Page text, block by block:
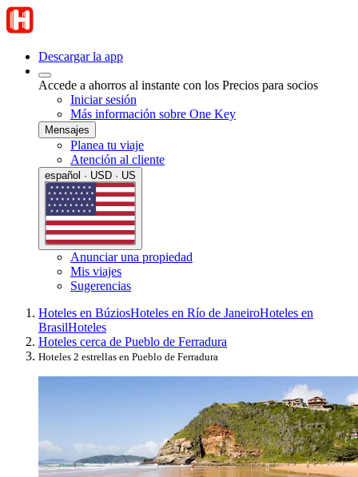
Descargar la app
Accede a ahorros al instante con los Precios para socios
Iniciar sesión
Más información sobre One Key
Mensajes
Planea tu viaje
Atención al cliente
español · USD · US
Anunciar una propiedad
Mis viajes
Sugerencias
Hoteles en BúziosHoteles en Río de JaneiroHoteles en
BrasilHoteles
Hoteles cerca de Pueblo de Ferradura
Hoteles 2 estrellas en Pueblo de Ferradura